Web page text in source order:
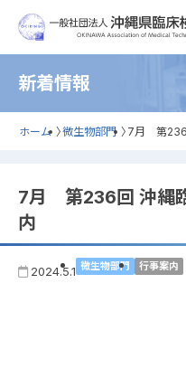
新着情報
ホーム 〉微生物部門 〉 7月 第236
7月 第236回 沖縄
内
2024.5.1 微生物部門 行事案内